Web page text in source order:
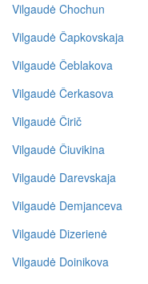
Vilgaudė Chochun
Vilgaudė Čapkovskaja
Vilgaudė Čeblakova
Vilgaudė Čerkasova
Vilgaudė Čirič
Vilgaudė Čiuvikina
Vilgaudė Darevskaja
Vilgaudė Demjanceva
Vilgaudė Dizerienė
Vilgaudė Doinikova